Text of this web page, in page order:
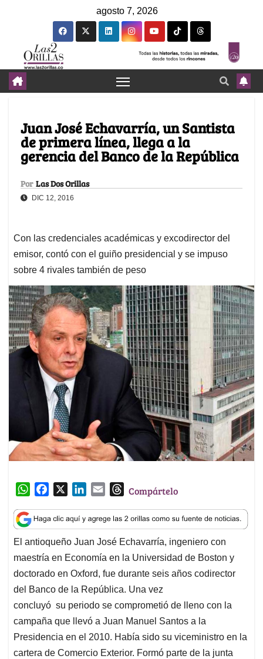
agosto 7, 2026
Juan José Echavarría, un Santista
de primera línea, llega a la
gerencia del Banco de la República
Por Las Dos Orillas
DIC 12, 2016
Con las credenciales académicas y excodirector del
emisor, contó con el guiño presidencial y se impuso
sobre 4 rivales también de peso
W
a
t
s
A
p
p
c
e
b
o
o
k
n
k
e
d
I
n
a
i
l
T
r
e
a
d
s
Compártelo
El antioqueño Juan José Echavarría, ingeniero con
maestría en Economía en la Universidad de Boston y
doctorado en Oxford, fue durante seis años codirector
del Banco de la República. Una vez
concluyó su periodo se comprometió de lleno con la
campaña que llevó a Juan Manuel Santos a la
Presidencia en el 2010. Había sido su viceministro en la
cartera de Comercio Exterior. Formó parte de la junta